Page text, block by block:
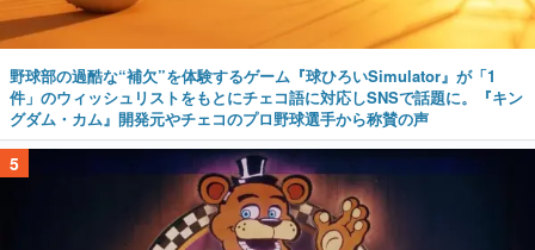
野球部の過酷な“補欠”を体験するゲーム『球ひろいSimulator』が「1
件」のウィッシュリストをもとにチェコ語に対応しSNSで話題に。『キン
グダム・カム』開発元やチェコのプロ野球選手から称賛の声
5